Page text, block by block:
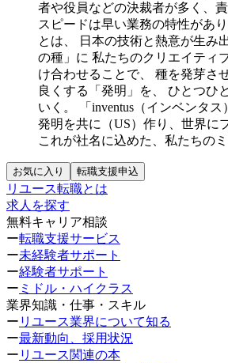
者や役員などの決裁者が多く、
スピードは早い業務の特性があり
とは、 日本の技術と熱意が生み
の種」に 私たちのクリエイティ
け合わせることで、 種を発芽さ
良くする「発明」を、 ひとつひ
いく。 「inventus（インベンタ
発明を共に（US）作り、世界に
これが社名に込めた、私たちのミ
お気に入り 転職支援申込
リユース転職とは
求人を探す
無料キャリア相談
ー転職支援サービス
ー未経験者サポート
ー経験者サポート
ー ミドル・ハイクラス
業界知識・仕事・スキル
ー リユース業界について知る
ー最新動向、採用状況
ー リユース関連の本